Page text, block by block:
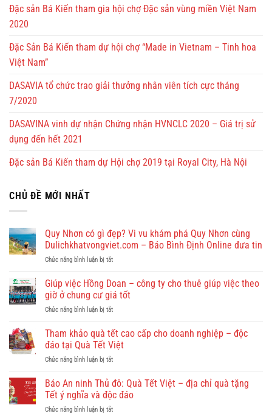
Đặc sản Bá Kiến tham gia hội chợ Đặc sản vùng miền Việt Nam
2020
Đặc Sản Bá Kiến tham dự hội chợ “Made in Vietnam – Tinh hoa
Việt Nam”
DASAVIA tổ chức trao giải thưởng nhân viên tích cực tháng
7/2020
DASAVINA vinh dự nhận Chứng nhận HVNCLC 2020 – Giá trị sử
dụng đến hết 2021
Đặc sản Bá Kiến tham dự Hội chợ 2019 tại Royal City, Hà Nội
CHỦ ĐỀ MỚI NHẤT
Quy Nhơn có gì đẹp? Vi vu khám phá Quy Nhơn cùng
Dulichkhatvongviet.com – Báo Bình Định Online đưa tin
Chức năng bình luận bị tắtở
Nhơn
có
gì
đẹp?
vu
khám
phá
Quy
cùng
Dulichkhatvongviet.com
Báo
Giúp việc Hồng Doan – công ty cho thuê giúp việc theo
giờ ở chung cư giá tốt
Chức năng bình luận bị tắtở
việc
Hồng
Doan
–
ty
cho
giúp
Tham khảo quà tết cao cấp cho doanh nghiệp – độc
đáo tại Quà Tết Việt
Chức năng bình luận bị tắtở
khảo
quà
tết
cao
Báo An ninh Thủ đô: Quà Tết Việt – địa chỉ quà tặng
Tết ý nghĩa và độc đáo
Chức năng bình luận bị tắtở